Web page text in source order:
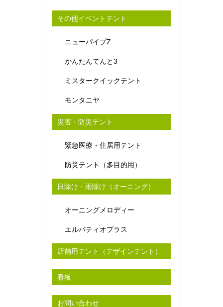
その他イベントテント
ニューパイプZ
かんたんてんと3
ミスタークイックテント
モンタニヤ
災害・防災テント
緊急医療・住居用テント
防災テント（多目的用）
日除け・雨除け（オーニング）
オーニングメロディー
エルパティオプラス
店舗用テント（デザインテント）
看板
お問い合わせ